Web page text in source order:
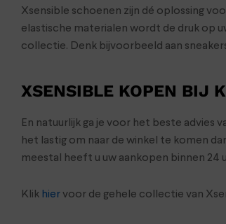
Xsensible schoenen zijn dé oplossing
elastische materialen wordt de druk op
collectie. Denk bijvoorbeeld aan
XSENSIBLE KOPEN BIJ
En natuurlijk ga je voor het beste advies
het lastig om naar de winkel te komen
meestal heeft u uw aankopen binnen 24
Klik hiervoor de gehele collectie van